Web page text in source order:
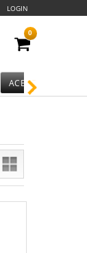
LOGIN
0
ACESSÓRIOS